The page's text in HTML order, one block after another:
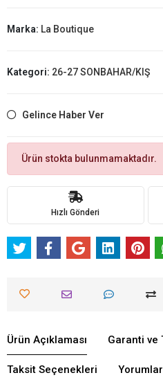
Marka: La Boutique
Kategori: 26-27 SONBAHAR/KIŞ
Gelince Haber Ver
Ürün stokta bulunmamaktadır.
Hızlı Gönderi
Ürün Açıklaması Garanti ve
Taksit Seçenekleri Yorumlar